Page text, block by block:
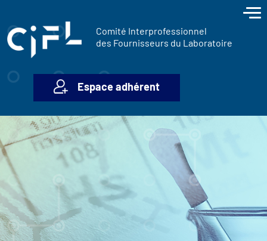
Comité Interprofessionnel
des Fournisseurs du Laboratoire
Espace adhérent